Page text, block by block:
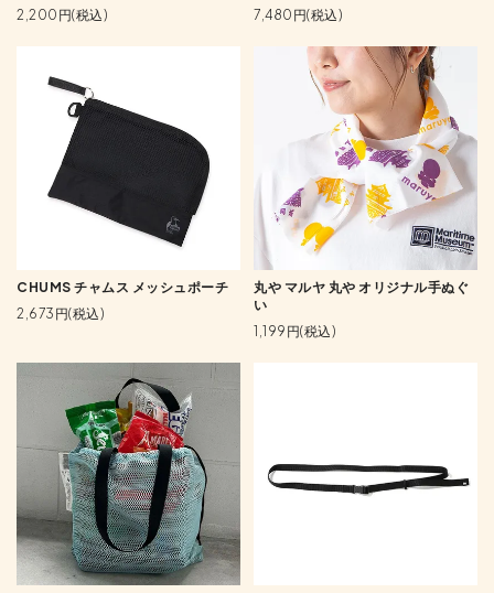
2,200円(税込)
7,480円(税込)
CHUMS チャムス メッシュポーチ
2,673円(税込)
丸や マルヤ 丸や オリジナル手ぬぐ
い
1,199円(税込)